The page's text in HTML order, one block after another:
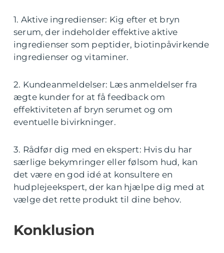
1. Aktive ingredienser: Kig efter et bryn
serum, der indeholder effektive aktive
ingredienser som peptider, biotinpåvirkende
ingredienser og vitaminer.
2. Kundeanmeldelser: Læs anmeldelser fra
ægte kunder for at få feedback om
effektiviteten af bryn serumet og om
eventuelle bivirkninger.
3. Rådfør dig med en ekspert: Hvis du har
særlige bekymringer eller følsom hud, kan
det være en god idé at konsultere en
hudplejeekspert, der kan hjælpe dig med at
vælge det rette produkt til dine behov.
Konklusion